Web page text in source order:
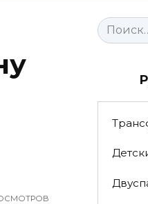
Search
for: